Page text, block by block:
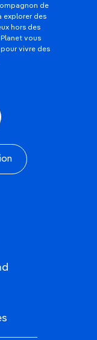
de
explorer des
hors des
vous
vivre des